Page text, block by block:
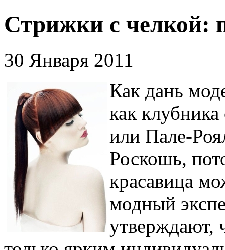
Стрижки с челкой:
30 Января 2011
Как дань
как
или Пале-
Роскошь,
красавица
модный
утверждают,